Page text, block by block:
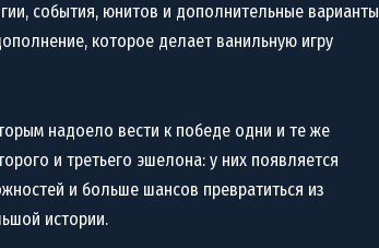
события, юнитов и дополнительные варианты
которое делает ванильную игру
надоело вести к победе одни и те же
и третьего эшелона: у них появляется
и больше шансов превратиться из
истории.